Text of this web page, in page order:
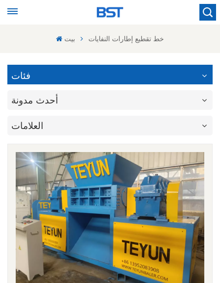
بيت خط تقطيع إطارات النفايات
فئات
أحدث مدونة
العلامات